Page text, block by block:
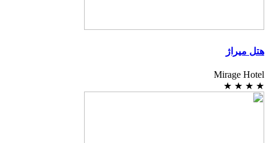
هتل میراژ
Mirage Hotel
★
★
★
★